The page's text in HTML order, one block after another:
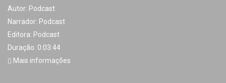
Autor: Podcast
Narrador: Podcast
Editora: Podcast
Duração: 0:03:44
Mais informações